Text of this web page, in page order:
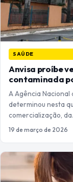
SAÚDE
Anvisa proíbe
contaminada
A Agência Nacional
determinou nesta
comercialização,
19 de março de 2026